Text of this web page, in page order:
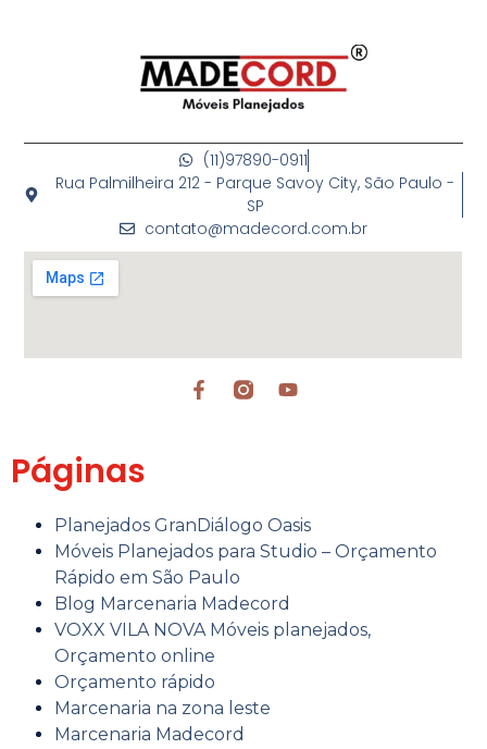
(11)97890-0911
Rua Palmilheira 212 - Parque Savoy City, São Paulo -
SP
contato@madecord.com.br
Páginas
Planejados GranDiálogo Oasis
Móveis Planejados para Studio – Orçamento
Rápido em São Paulo
Blog Marcenaria Madecord
VOXX VILA NOVA Móveis planejados,
Orçamento online
Orçamento rápido
Marcenaria na zona leste ​
Marcenaria Madecord